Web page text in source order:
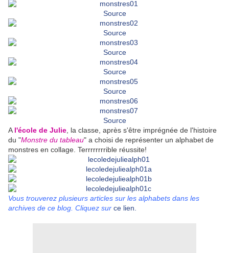
Source
Source
Source
Source
Source
Source
A l'école de Julie , la classe, après s'être imprégnée de l'histoire
du "Monstre du tableau" a choisi de représenter un alphabet de
monstres en collage. Terrrrrrrrible réussite!
Vous trouverez plusieurs articles sur les alphabets dans les
archives de ce blog. Cliquez sur ce lien.